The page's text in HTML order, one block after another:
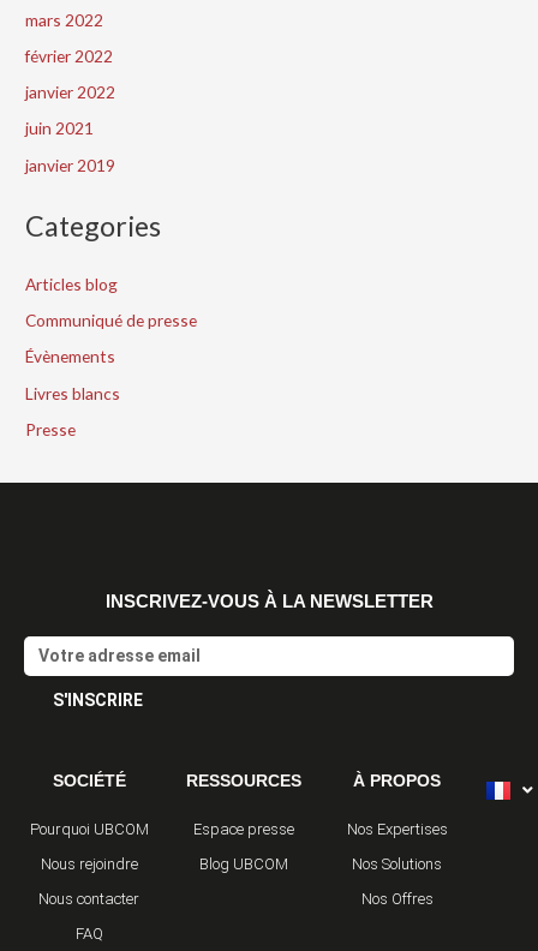
mars 2022
février 2022
janvier 2022
juin 2021
janvier 2019
Categories
Articles blog
Communiqué de presse
Évènements
Livres blancs
Presse
INSCRIVEZ-VOUS À LA NEWSLETTER
Email
S'INSCRIRE
SOCIÉTÉ
Pourquoi UBCOM
Nous rejoindre
Nous contacter
FAQ
RESSOURCES
Espace presse
Blog UBCOM
À PROPOS
Nos Expertises
Nos Solutions
Nos Offres